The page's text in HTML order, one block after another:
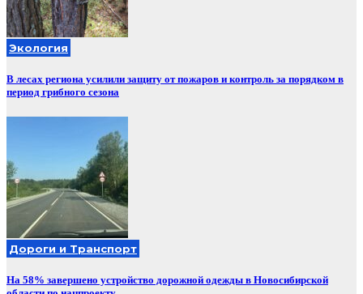
Экология
В лесах региона усилили защиту от пожаров и контроль за порядком в
период грибного сезона
Дороги и Транспорт
На 58% завершено устройство дорожной одежды в Новосибирской